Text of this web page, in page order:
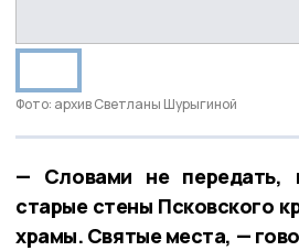
Фото: архив Светланы Шурыгиной
— Словами не передать,
старые стены Псковского
храмы. Святые места, —